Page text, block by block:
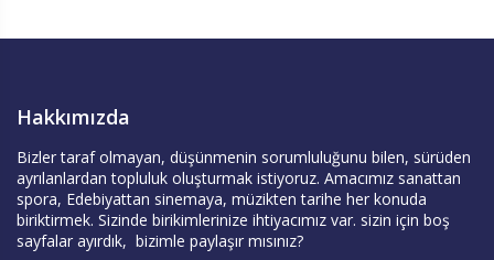
Hakkımızda
Bizler taraf olmayan, düşünmenin sorumluluğunu bilen, sürüden
ayrılanlardan topluluk oluşturmak istiyoruz. Amacımız sanattan
spora, Edebiyattan sinemaya, müzikten tarihe her konuda
biriktirmek. Sizinde birikimlerinize ihtiyacımız var. sizin için boş
sayfalar ayırdık, bizimle paylaşır mısınız?